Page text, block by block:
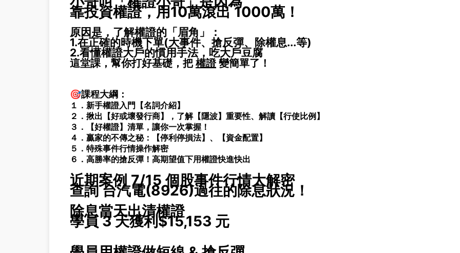
靠投資權證，用10萬滾出 1000萬！
原因是，了解權證的「眉角」：
1.在正確的時機下單(大事件、搶反彈、除權息...等)
2.看懂權證大戶的慣用手法，吃大戶豆腐
這堂課，幫你打好基礎，把 權證變簡單了！
🎯課程大綱：
１．新手權證入門【名詞介紹】
２．揪出【好或壞發行商】，了解【隱波】重要性、解讀【行使比例】
３．【好權證】清單，讓你一次掌握！
４．贏家的不傳之秘：【停利停損法】、【資金配置】
５．特殊事件行情操作解密
６．高勝率的搶反彈！高期望值下用權證快進快出
近期案例 7/15 個股事件行情大解密
查詢 台汽電(8926)過往的除息狀況！
除息當天出清權證
學員 3 天獲利$15,153 元